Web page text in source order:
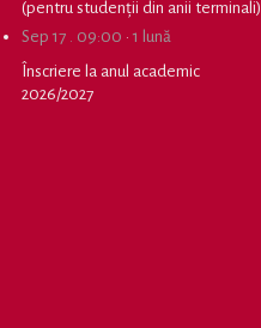
(pentru studenții din anii terminali)
Sep 17 . 09:00 · 1 lună
Înscriere la anul academic
2026/2027